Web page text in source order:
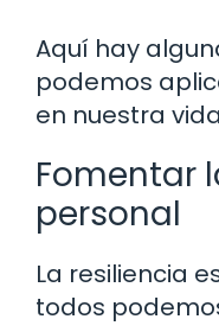
Aquí hay
podemos
en nuestra
Fomentar
personal
La resiliencia
todos